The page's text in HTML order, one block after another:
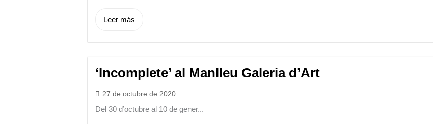
Leer más
‘Incomplete’ al Manlleu Galeria d’Art
27 de octubre de 2020
Del 30 d’octubre al 10 de gener...